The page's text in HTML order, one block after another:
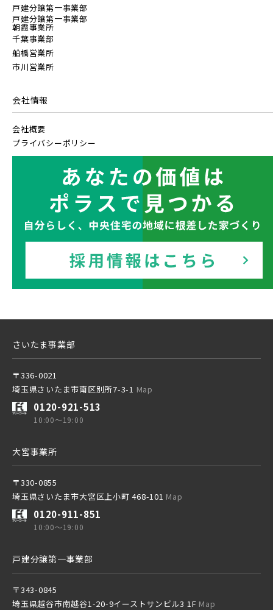
戸建分譲第一事業部
戸建分譲第一事業部
朝霞事業所
千葉事業部
船橋営業所
市川営業所
会社情報
会社概要
プライバシーポリシー
さいたま事業部
〒336-0021
埼玉県さいたま市南区別所7-3-1 Map
0120-921-513
10:00～19:00
大宮事業所
〒330-0855
埼玉県さいたま市大宮区上小町 468-101 Map
0120-911-851
10:00～19:00
戸建分譲第一事業部
〒343-0845
埼玉県越谷市南越谷1-20-9イーストサンビル3 1F Map